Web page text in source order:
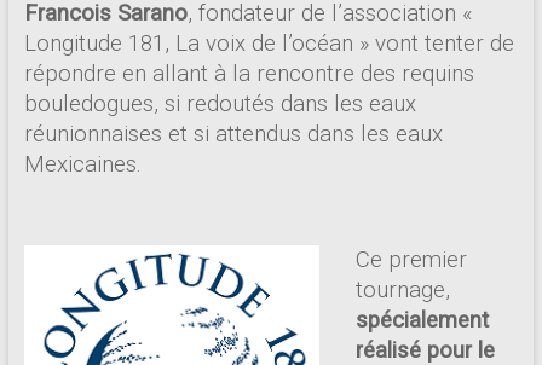
Francois Sarano, fondateur de l’association «
Longitude 181, La voix de l’océan » vont tenter de
répondre en allant à la rencontre des requins
bouledogues, si redoutés dans les eaux
réunionnaises et si attendus dans les eaux
Mexicaines.
Ce premier
tournage,
spécialement
réalisé pour le